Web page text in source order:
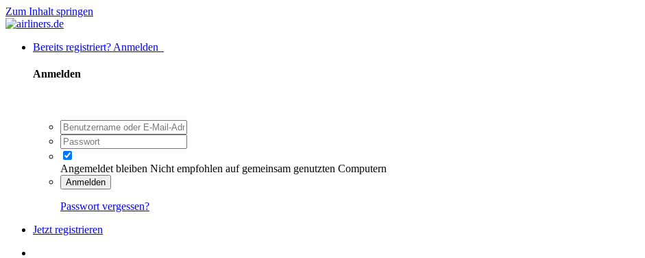
Zum Inhalt springen
Bereits registriert? Anmelden
Anmelden
Angemeldet bleiben Nicht empfohlen auf gemeinsam genutzten Computern
Anmelden
Passwort vergessen?
Jetzt registrieren